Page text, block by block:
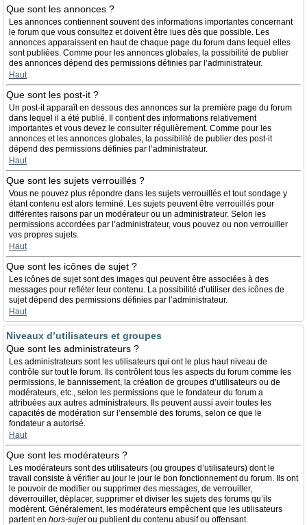
Que sont les annonces ?
Les annonces contiennent souvent des informations importantes concernant
le forum que vous consultez et doivent être lues dès que possible. Les
annonces apparaissent en haut de chaque page du forum dans lequel elles
sont publiées. Comme pour les annonces globales, la possibilité de publier
des annonces dépend des permissions définies par l’administrateur.
Haut
Que sont les post-it ?
Un post-it apparaît en dessous des annonces sur la première page du forum
dans lequel il a été publié. Il contient des informations relativement
importantes et vous devez le consulter régulièrement. Comme pour les
annonces et les annonces globales, la possibilité de publier des post-it
dépend des permissions définies par l’administrateur.
Haut
Que sont les sujets verrouillés ?
Vous ne pouvez plus répondre dans les sujets verrouillés et tout sondage y
étant contenu est alors terminé. Les sujets peuvent être verrouillés pour
différentes raisons par un modérateur ou un administrateur. Selon les
permissions accordées par l’administrateur, vous pouvez ou non verrouiller
vos propres sujets.
Haut
Que sont les icônes de sujet ?
Les icônes de sujet sont des images qui peuvent être associées à des
messages pour refléter leur contenu. La possibilité d’utiliser des icônes de
sujet dépend des permissions définies par l’administrateur.
Haut
Niveaux d’utilisateurs et groupes
Que sont les administrateurs ?
Les administrateurs sont les utilisateurs qui ont le plus haut niveau de
contrôle sur tout le forum. Ils contrôlent tous les aspects du forum comme les
permissions, le bannissement, la création de groupes d’utilisateurs ou de
modérateurs, etc., selon les permissions que le fondateur du forum a
attribuées aux autres administrateurs. Ils peuvent aussi avoir toutes les
capacités de modération sur l’ensemble des forums, selon ce que le
fondateur a autorisé.
Haut
Que sont les modérateurs ?
Les modérateurs sont des utilisateurs (ou groupes d’utilisateurs) dont le
travail consiste à vérifier au jour le jour le bon fonctionnement du forum. Ils ont
le pouvoir de modifier ou supprimer des messages, de verrouiller,
déverrouiller, déplacer, supprimer et diviser les sujets des forums qu’ils
modèrent. Généralement, les modérateurs empêchent que les utilisateurs
partent en hors-sujetou publient du contenu abusif ou offensant.